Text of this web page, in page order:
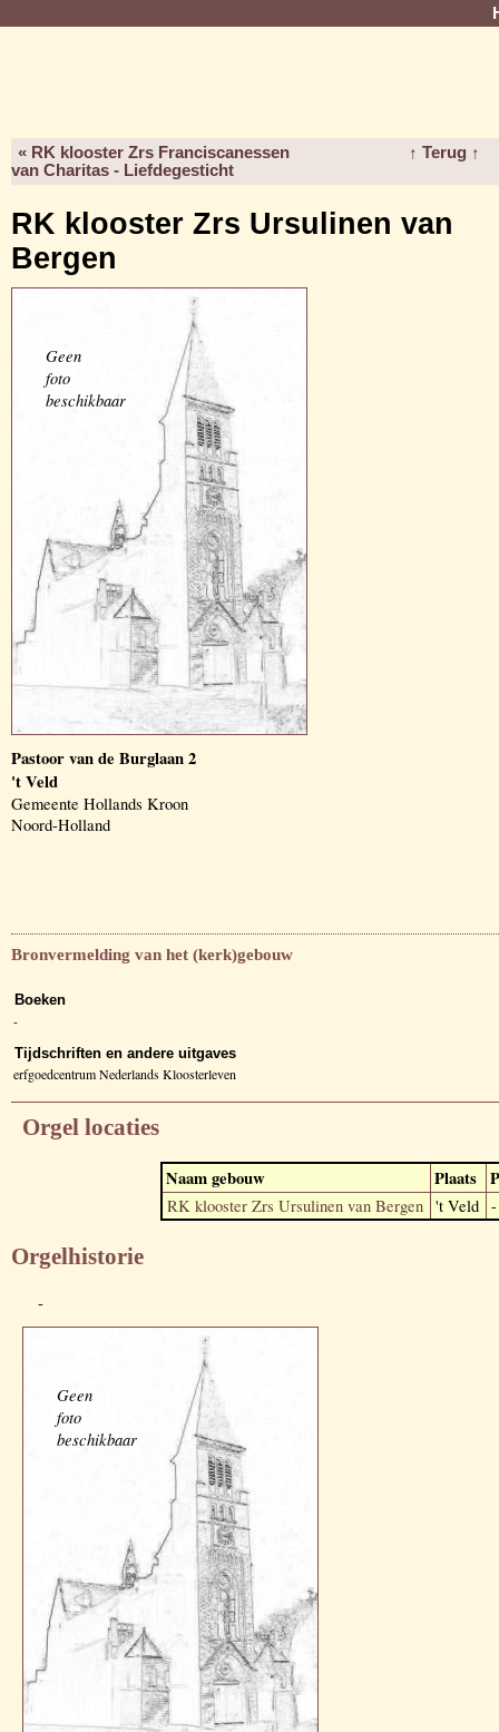
« RK klooster Zrs Franciscanessen
van Charitas - Liefdegesticht
↑ Terug ↑
RK klooster Zrs Ursulinen van
Bergen
Geen
foto
beschikbaar
Pastoor van de Burglaan 2
't Veld
Gemeente Hollands Kroon
Noord-Holland
Bronvermelding van het (kerk)gebouw
Boeken
-
Tijdschriften en andere uitgaves
erfgoedcentrum Nederlands Kloosterleven
Orgel locaties
Naam gebouw Plaats
RK klooster Zrs Ursulinen van Bergen 't Veld -
Orgelhistorie
-
Geen
foto
beschikbaar